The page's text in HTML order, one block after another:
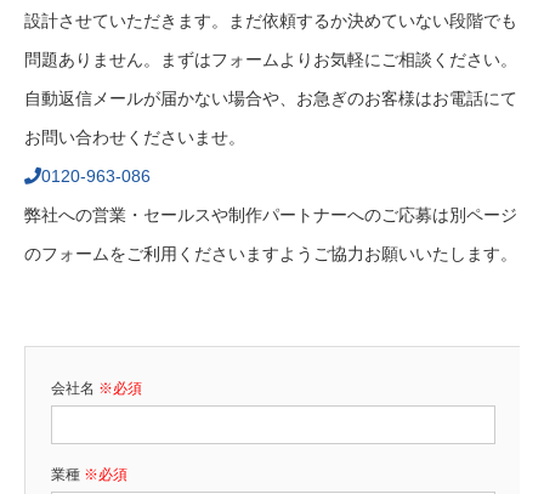
設計させていただきます。まだ依頼するか決めていない段階でも
問題ありません。まずはフォームよりお気軽にご相談ください。
自動返信メールが届かない場合や、お急ぎのお客様はお電話にて
お問い合わせくださいませ。
0120-963-086
弊社への営業・セールスや制作パートナーへのご応募は別ページ
のフォームをご利用くださいますようご協力お願いいたします。
会社名 ※必須
業種 ※必須